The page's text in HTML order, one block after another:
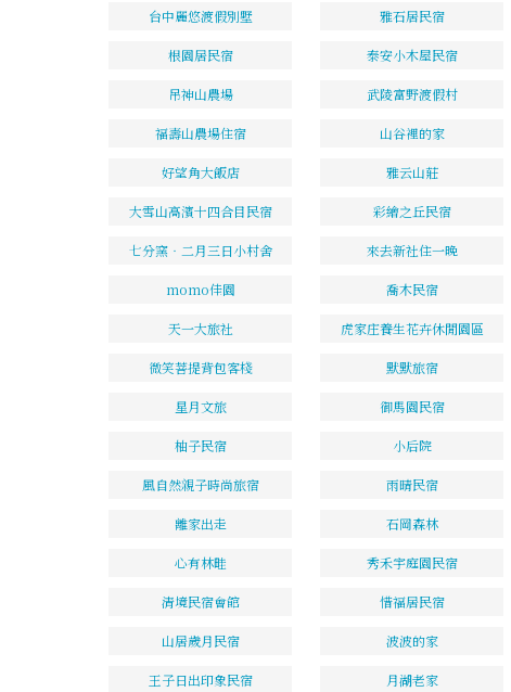
台中麗悠渡假別墅 雅石居民宿
根園居民宿 泰安小木屋民宿
吊神山農場 武陵富野渡假村
福壽山農場住宿 山谷裡的家
好望角大飯店 雅云山莊
大雪山高濱十四合目民宿 彩繪之丘民宿
七分窯‧二月三日小村舍 來去新社住一晚
momo佳園 喬木民宿
天一大旅社 虎家庄養生花卉休閒園區
微笑菩提背包客棧 默默旅宿
星月文旅 御馬園民宿
柚子民宿 小后院
風自然親子時尚旅宿 雨晴民宿
離家出走 石岡森林
心有林畦 秀禾宇庭園民宿
清境民宿會館 惜福居民宿
山居歲月民宿 波波的家
王子日出印象民宿 月湖老家